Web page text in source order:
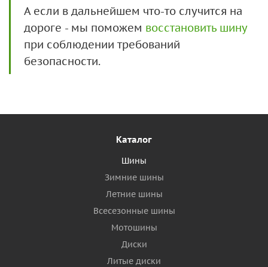
А если в дальнейшем что-то случится на
дороге - мы поможем восстановить шину
при соблюдении требований
безопасности.
Каталог
Шины
Зимние шины
Летние шины
Всесезонные шины
Мотошины
Диски
Литые диски